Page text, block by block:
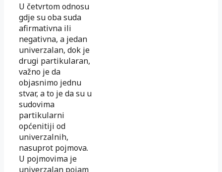
U četvrtom odnosu
gdje su oba suda
afirmativna ili
negativna, a jedan
univerzalan, dok je
drugi partikularan,
važno je da
objasnimo jednu
stvar, a to je da su u
sudovima
partikularni
općenitiji od
univerzalnih,
nasuprot pojmova.
U pojmovima je
univerzalan pojam